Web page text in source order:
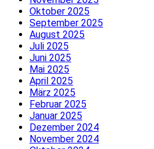
Oktober 2025
September 2025
August 2025
Juli 2025
Juni 2025
Mai 2025
April 2025
März 2025
Februar 2025
Januar 2025
Dezember 2024
November 2024